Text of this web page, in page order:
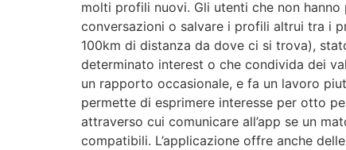
molti profili nuovi. Gli utenti che non
conversazioni o salvare i profili altrui tra i
100km di distanza da dove ci si trova),
determinato interest o che condivida dei
un rapporto occasionale, e fa un lavoro
permette di esprimere interesse per otto
attraverso cui comunicare all’app se un
compatibili. L’applicazione offre anche